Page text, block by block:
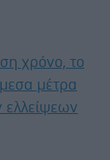
χρόνο, το
μέτρα
ελλείψεων